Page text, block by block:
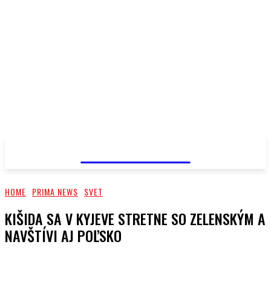
HOME PRIMA NEWS SVET
KIŠIDA SA V KYJEVE STRETNE SO ZELENSKÝM A
NAVŠTÍVI AJ POĽSKO